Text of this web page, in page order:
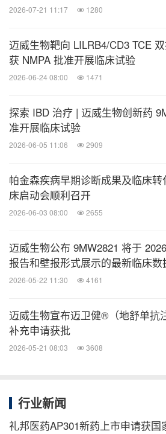
2026-07-21 11:17 1280
迈威生物靶向 LILRB4/CD3 TCE
获 NMPA 批准开展临床试验
2026-06-24 08:00 1471
探索 IBD 治疗 | 迈威生物创新药
准开展临床试验
2026-06-05 11:06 2909
帕金森疾病早期诊断成果及临床
床启动会顺利召开
2026-06-03 08:00 2655
迈威生物公布 9MW2821 将于
报告和壁报形式展示的最新临床数
2026-05-22 11:30 4161
迈威生物宣布迈卫健®（地舒单抗
补充申请获批
2026-05-21 08:03 3608
行业新闻
礼邦医药AP301新药上市申请获国